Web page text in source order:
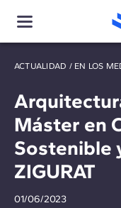
ACTUALIDAD / EN LOS
Máster en
Sostenible
ZIGURAT
01/06/2023